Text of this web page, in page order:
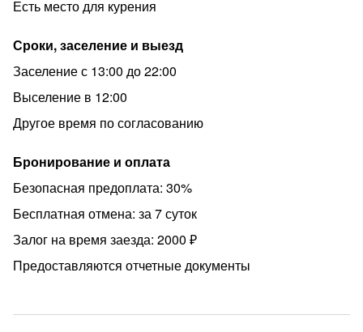
Есть место для курения
Сроки, заселение и выезд
Заселение с 13:00 до 22:00
Выселение в 12:00
Другое время по согласованию
Бронирование и оплата
Безопасная предоплата: 30%
Бесплатная отмена: за 7 суток
Залог на время заезда: 2000 ₽
Предоставляются отчетные документы